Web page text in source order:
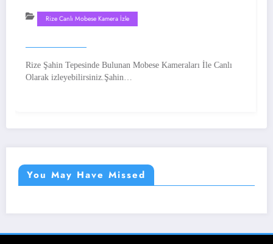
Rize Canlı Mobese Kamera İzle
Rize Şahin Tepesinde Bulunan Mobese Kameraları İle Canlı
Olarak izleyebilirsiniz.Şahin…
You May Have Missed